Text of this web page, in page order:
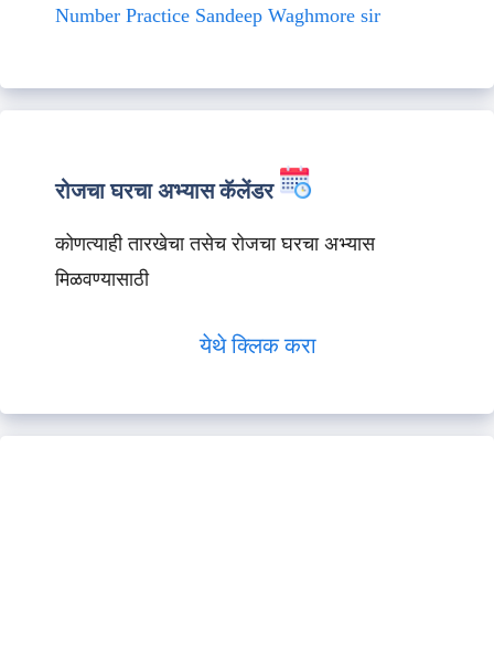
Number Practice Sandeep Waghmore sir
रोजचा घरचा अभ्यास कॅलेंडर
कोणत्याही तारखेचा तसेच रोजचा घरचा अभ्यास
मिळवण्यासाठी
येथे क्लिक करा